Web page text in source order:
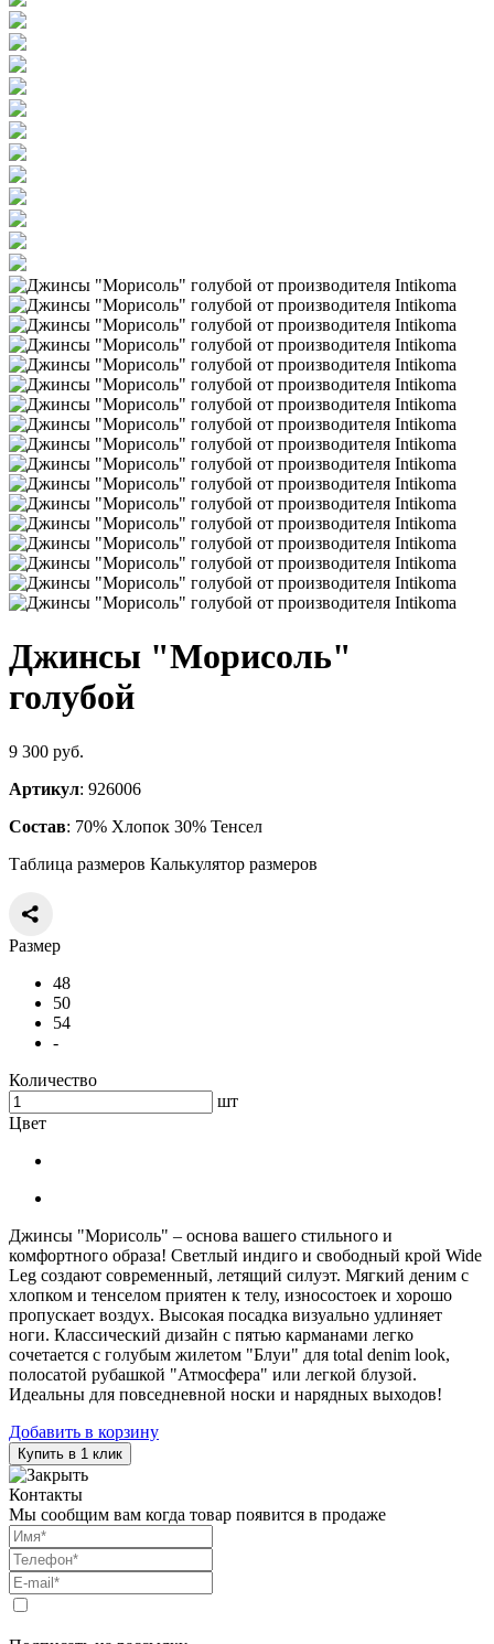
Джинсы "Морисоль"
голубой
9 300 руб.
Артикул: 926006
Состав: 70% Хлопок 30% Тенсел
Таблица размеров Калькулятор размеров
Размер
48
50
54
-
Количество
шт
Цвет
Джинсы "Морисоль" – основа вашего стильного и
комфортного образа! Светлый индиго и свободный крой Wide
Leg создают современный, летящий силуэт. Мягкий деним с
хлопком и тенселом приятен к телу, износостоек и хорошо
пропускает воздух. Высокая посадка визуально удлиняет
ноги. Классический дизайн с пятью карманами легко
сочетается с голубым жилетом "Блуи" для total denim look,
полосатой рубашкой "Атмосфера" или легкой блузой.
Идеальны для повседневной носки и нарядных выходов!
Добавить в корзину
Купить в 1 клик
Контакты
Мы сообщим вам когда товар появится в продаже